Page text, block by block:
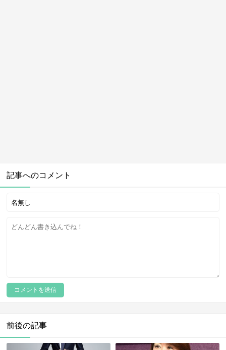
記事へのコメント
前後の記事